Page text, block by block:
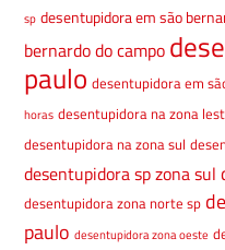
sp desentupidora em são
bernardo do campo
paulo desentupidora em
horas desentupidora na zona
desentupidora na zona sul
desentupidora sp zona sul
desentupidora zona norte sp
paulo desentupidora zona oeste